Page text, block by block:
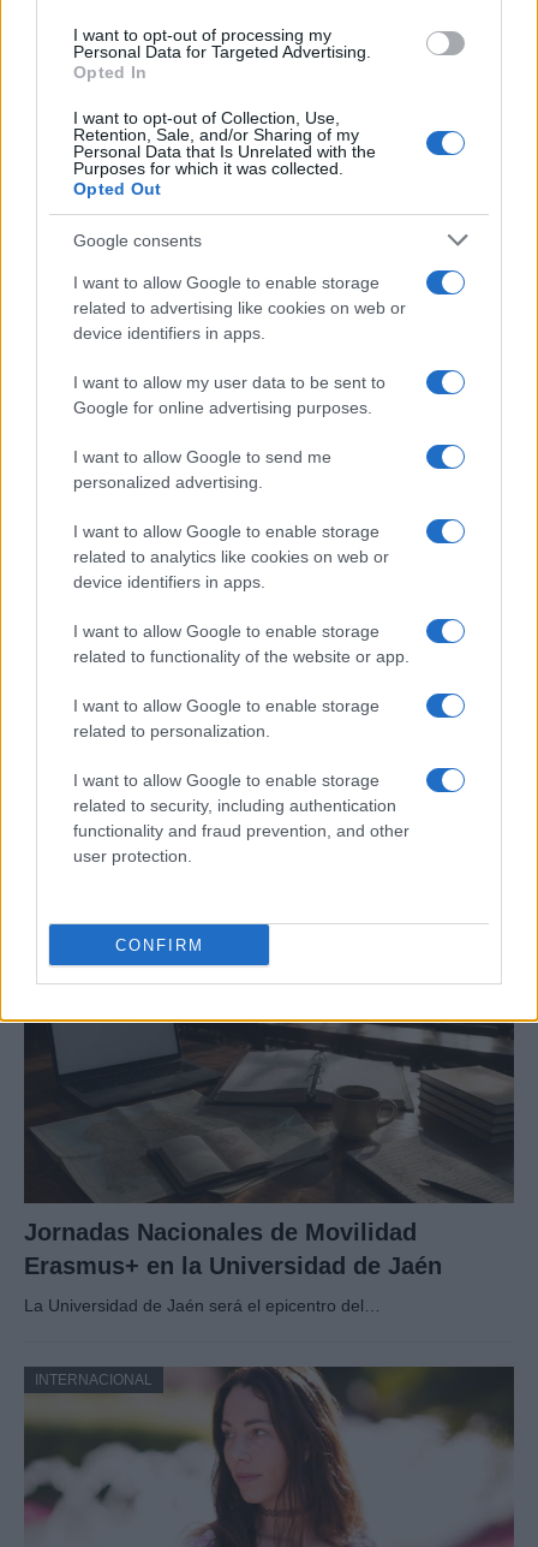
I want to opt-out of processing my
Personal Data for Targeted Advertising.
Opted In
I want to opt-out of Collection, Use,
Retention, Sale, and/or Sharing of my
Personal Data that Is Unrelated with the
Purposes for which it was collected.
Opted Out
Google consents
I want to allow Google to enable storage
related to advertising like cookies on web or
device identifiers in apps.
I want to allow my user data to be sent to
Google for online advertising purposes.
I want to allow Google to send me
personalized advertising.
I want to allow Google to enable storage
related to analytics like cookies on web or
device identifiers in apps.
I want to allow Google to enable storage
related to functionality of the website or app.
I want to allow Google to enable storage
related to personalization.
I want to allow Google to enable storage
related to security, including authentication
functionality and fraud prevention, and other
user protection.
CONFIRM
INTERNACIONAL
y su impacto global
Guía práctica para entender conflictos
internacionales paso a paso
Domina el arte de evaluar fuentes y mapas,…
INTERNACIONAL
Jornadas Nacionales de Movilidad
Erasmus+ en la Universidad de Jaén
La Universidad de Jaén será el epicentro del…
INTERNACIONAL